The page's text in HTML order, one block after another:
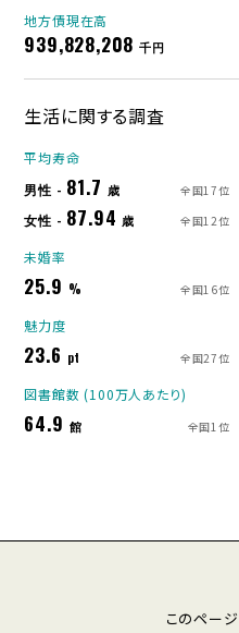
地方債現在高
939,828,208 千円
生活に関する調査
平均寿命
男性 - 81.7 歳 全国17位
女性 - 87.94 歳 全国12位
未婚率
25.9 % 全国16位
魅力度
23.6 pt 全国27位
図書館数 (100万人あたり)
64.9 館 全国1位
このペー